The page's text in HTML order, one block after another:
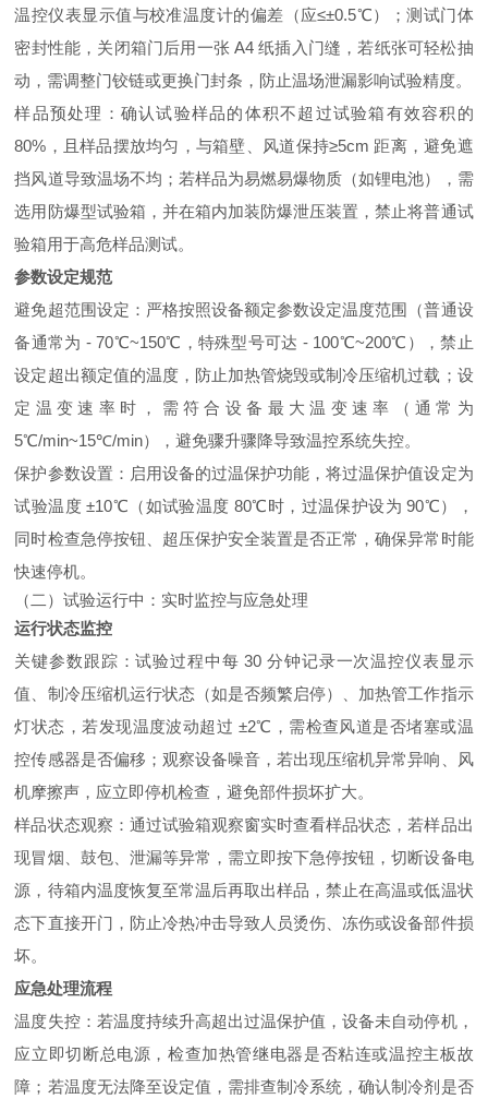
温控仪表显示值与校准温度计的偏差（应≤±0.5℃）；测试门体
密封性能，关闭箱门后用一张 A4 纸插入门缝，若纸张可轻松抽
动，需调整门铰链或更换门封条，防止温场泄漏影响试验精度。
样品预处理：确认试验样品的体积不超过试验箱有效容积的
80%，且样品摆放均匀，与箱壁、风道保持≥5cm 距离，避免遮
挡风道导致温场不均；若样品为易燃易爆物质（如锂电池），需
选用防爆型试验箱，并在箱内加装防爆泄压装置，禁止将普通试
验箱用于高危样品测试。
参数设定规范
避免超范围设定：严格按照设备额定参数设定温度范围（普通设
备通常为 - 70℃~150℃，特殊型号可达 - 100℃~200℃），禁止
设定超出额定值的温度，防止加热管烧毁或制冷压缩机过载；设
定温变速率时，需符合设备最大温变速率（通常为
5℃/min~15℃/min），避免骤升骤降导致温控系统失控。
保护参数设置：启用设备的过温保护功能，将过温保护值设定为
试验温度 ±10℃（如试验温度 80℃时，过温保护设为 90℃），
同时检查急停按钮、超压保护安全装置是否正常，确保异常时能
快速停机。
（二）试验运行中：实时监控与应急处理
运行状态监控
关键参数跟踪：试验过程中每 30 分钟记录一次温控仪表显示
值、制冷压缩机运行状态（如是否频繁启停）、加热管工作指示
灯状态，若发现温度波动超过 ±2℃，需检查风道是否堵塞或温
控传感器是否偏移；观察设备噪音，若出现压缩机异常异响、风
机摩擦声，应立即停机检查，避免部件损坏扩大。
样品状态观察：通过试验箱观察窗实时查看样品状态，若样品出
现冒烟、鼓包、泄漏等异常，需立即按下急停按钮，切断设备电
源，待箱内温度恢复至常温后再取出样品，禁止在高温或低温状
态下直接开门，防止冷热冲击导致人员烫伤、冻伤或设备部件损
坏。
应急处理流程
温度失控：若温度持续升高超出过温保护值，设备未自动停机，
应立即切断总电源，检查加热管继电器是否粘连或温控主板故
障；若温度无法降至设定值，需排查制冷系统，确认制冷剂是否